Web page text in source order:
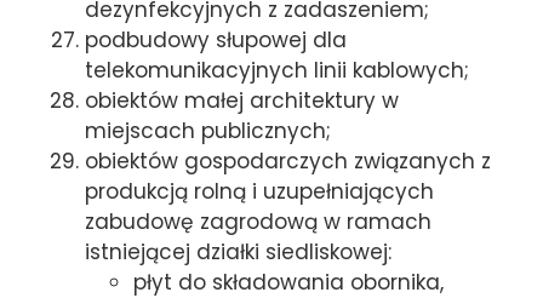
dezynfekcyjnych z zadaszeniem;
podbudowy słupowej dla
telekomunikacyjnych linii kablowych;
obiektów małej architektury w
miejscach publicznych;
obiektów gospodarczych związanych z
produkcją rolną i uzupełniających
zabudowę zagrodową w ramach
istniejącej działki siedliskowej:
płyt do składowania obornika,